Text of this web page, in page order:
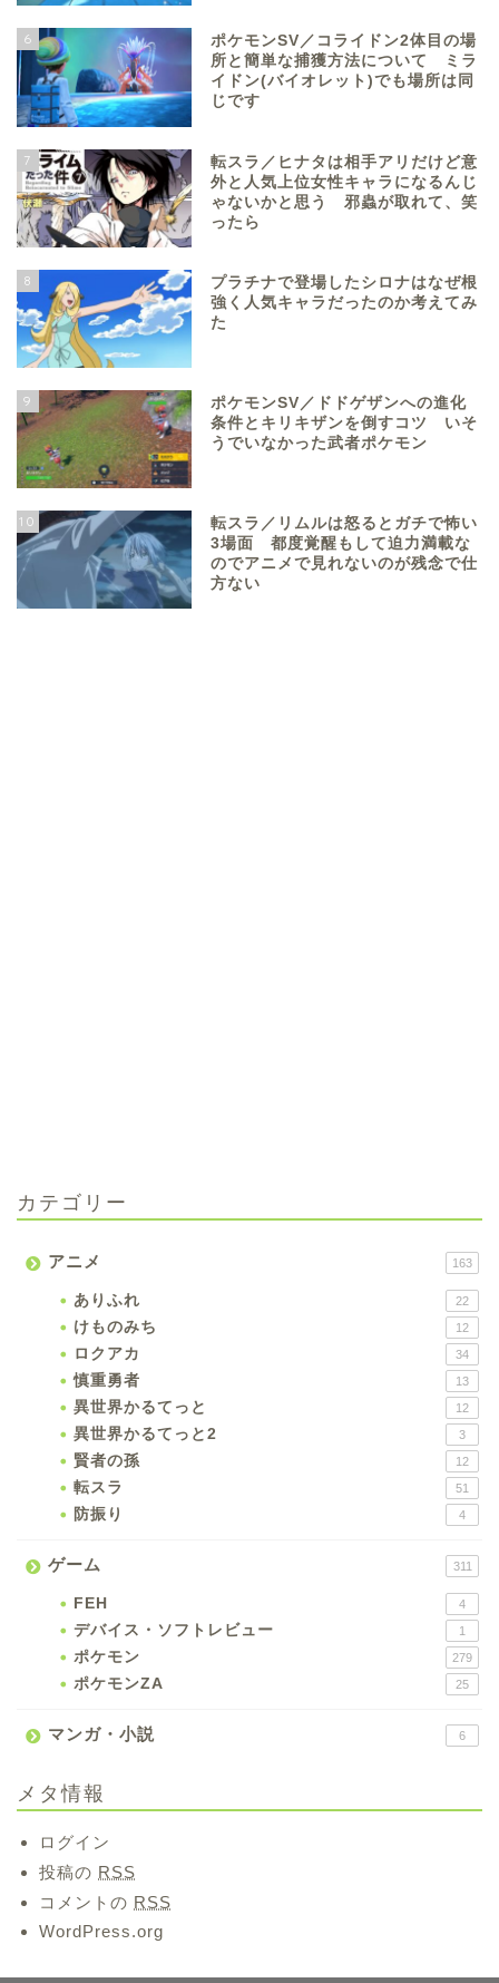
6
ポケモンSV／コライドン2体目の場
所と簡単な捕獲方法について ミラ
イドン(バイオレット)でも場所は同
じです
7
転スラ／ヒナタは相手アリだけど意
外と人気上位女性キャラになるんじ
ゃないかと思う 邪蟲が取れて、笑
ったら
8
プラチナで登場したシロナはなぜ根
強く人気キャラだったのか考えてみ
た
9
ポケモンSV／ドドゲザンへの進化
条件とキリキザンを倒すコツ いそ
うでいなかった武者ポケモン
10
転スラ／リムルは怒るとガチで怖い
3場面 都度覚醒もして迫力満載な
のでアニメで見れないのが残念で仕
方ない
カテゴリー
アニメ 163
ありふれ 22
けものみち 12
ロクアカ 34
慎重勇者 13
異世界かるてっと 12
異世界かるてっと2 3
賢者の孫 12
転スラ 51
防振り 4
ゲーム 311
FEH 4
デバイス・ソフトレビュー 1
ポケモン 279
ポケモンZA 25
マンガ・小説 6
メタ情報
ログイン
投稿の RSS
コメントの RSS
WordPress.org